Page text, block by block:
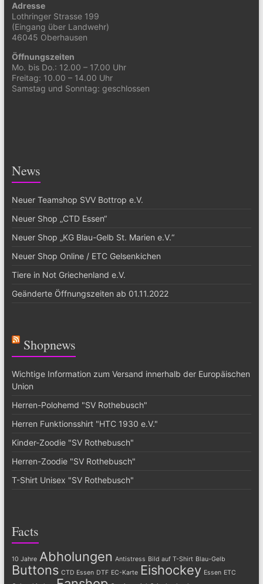
Adresse
Lothringer Strasse 199
(Eingang über Landwehr)
46045 Oberhausen
Öffnungszeiten
Mo. bis Do.: 12.00 – 17.00 Uhr
Freitag: 10.00 – 14.00 Uhr
Samstag und Sonntag: geschlossen
News
Neuer Teamshop SVV Bottrop e.V.
Neuer Shop „CTD Essen“
Neuer Shop „KG Blau-Gelb St. Marien e.V.“
Neuer Shop Online / ETC Gelsenkichen
Tiere in Not Griechenland e.V.
Geänderte Öffnungszeiten ab 01.11.2022
Shopnews
Wichtige Information zum Versand innerhalb der Europäischen
Union
Herren-Polohemd "SV Rothebusch"
Herren Funktionsshirt "HTC 1930 e.V."
Kinder-Zoodie "SV Rothebusch"
Herren-Zoodie "SV Rothebusch"
T-Shirt Unisex "SV Rothebusch"
Facts
10 Jahre Abholungen Antistress Bild auf T-Shirt Blau-Gelb
Buttons CTD Essen DTF EC-Karte Eishockey Essen ETC